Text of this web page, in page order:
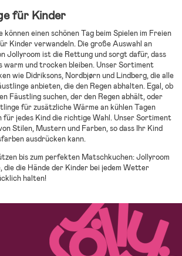
für Kinder
können einen schönen Tag beim Spielen im Freien
Kinder verwandeln. Die große Auswahl an
Jollyroom ist die Rettung und sorgt dafür, dass
warm und trocken bleiben. Unser Sortiment
wie Didriksons, Nordbjørn und Lindberg, die alle
anbieten, die den Regen abhalten. Egal, ob
Fäustling suchen, der den Regen abhält, oder
für zusätzliche Wärme an kühlen Tagen
für jedes Kind die richtige Wahl. Unser Sortiment
Stilen, Mustern und Farben, so dass Ihr Kind
ausdrücken kann.
bis zum perfekten Matschkuchen: Jollyroom
die die Hände der Kinder bei jedem Wetter
halten!